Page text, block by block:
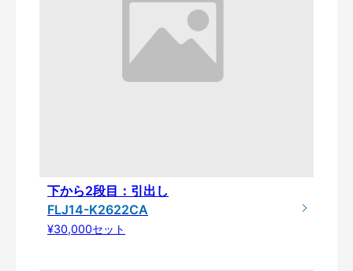
下から2段目：引出し
FLJ14-K2622CA
¥30,000セット